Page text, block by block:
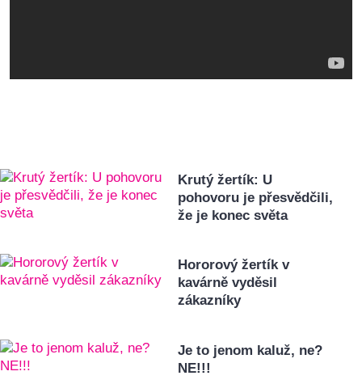
Krutý žertík: U
pohovoru je přesvědčili,
že je konec světa
Hororový žertík v
kavárně vyděsil
zákazníky
Je to jenom kaluž, ne?
NE!!!